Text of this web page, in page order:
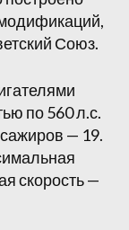
Союз.
по 560 л.с.
— 19.
скорость —